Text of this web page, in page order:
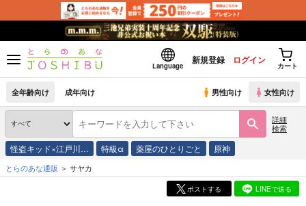
Language
新規登録 ログイン
カート
全年齢向け 成年向け 男性向け 女性向け
詳細
検索
怪盗キッド×江戸川… 特級α 薬屋のひとりごと 原神
とらのあな通販 サヤカ
ポストする LINEで送る